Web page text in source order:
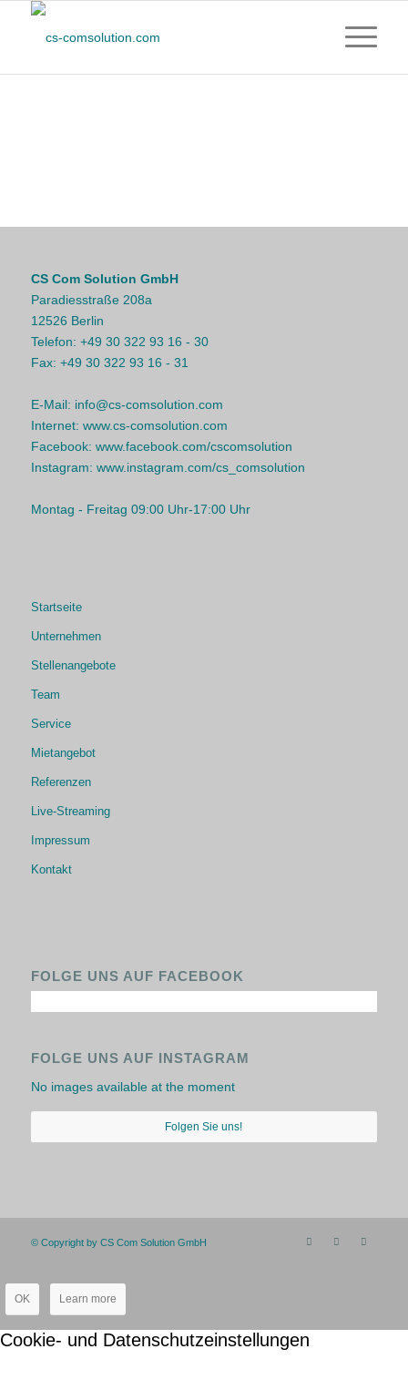
CS Com Solution GmbH
Paradiesstraße 208a
12526 Berlin
Telefon: +49 30 322 93 16 - 30
Fax: +49 30 322 93 16 - 31
E-Mail: info@cs-comsolution.com
Internet: www.cs-comsolution.com
Facebook: www.facebook.com/cscomsolution
Instagram: www.instagram.com/cs_comsolution
Montag - Freitag 09:00 Uhr-17:00 Uhr
Startseite
Unternehmen
Stellenangebote
Team
Service
Mietangebot
Referenzen
Live-Streaming
Impressum
Kontakt
FOLGE UNS AUF FACEBOOK
FOLGE UNS AUF INSTAGRAM
No images available at the moment
Folgen Sie uns!
© Copyright by CS Com Solution GmbH
OK Learn more
Cookie- und Datenschutzeinstellungen